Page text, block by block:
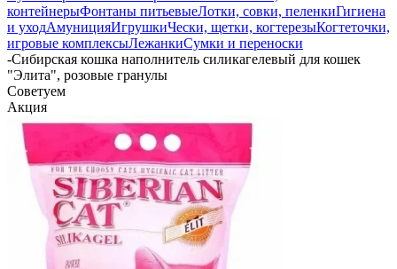
контейнерыФонтаны питьевыеЛотки, совки, пеленкиГигиена
и уходАмуницияИгрушкиЧески, щетки, когтерезыКогтеточки,
игровые комплексыЛежанкиСумки и переноски
-Сибирская кошка наполнитель силикагелевый для кошек
"Элита", розовые гранулы
Советуем
Акция